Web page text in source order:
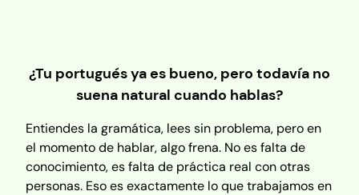
¿Tu portugués ya es bueno, pero todavía no
suena natural cuando hablas?
Entiendes la gramática, lees sin problema, pero en
el momento de hablar, algo frena. No es falta de
conocimiento, es falta de práctica real con otras
personas. Eso es exactamente lo que trabajamos en